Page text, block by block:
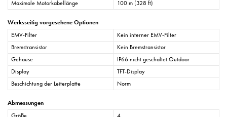
Maximale Motorkabellänge
100 m (328 ft)
Werksseitig vorgesehene Optionen
EMV-Filter
Kein interner EMV-Filter
Bremstransistor
Kein Bremstransistor
Gehäuse
IP66 nicht geschaltet Outdoor
Display
TFT-Display
Beschichtung der Leiterplatte
Norm
Abmessungen